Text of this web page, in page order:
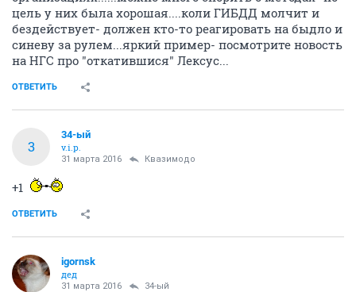
цель у них была хорошая....коли ГИБДД молчит и
бездействует- должен кто-то реагировать на быдло и
синеву за рулем...яркий пример- посмотрите новость
на НГС про "откатившися" Лексус...
ОТВЕТИТЬ
3
34-ый
v.i.p.
31 марта 2016 Квазимодо
+1
ОТВЕТИТЬ
igornsk
дед
31 марта 2016 34-ый